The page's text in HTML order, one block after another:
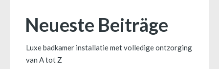
Neueste Beiträge
Luxe badkamer installatie met volledige ontzorging
van A tot Z